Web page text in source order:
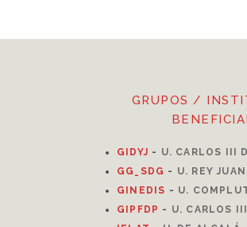
GRUPOS /
GIDYJ - U. CARLOS III
GG_SDG - U. REY
GINEDIS - U.
GIPFDP - U. CARLOS